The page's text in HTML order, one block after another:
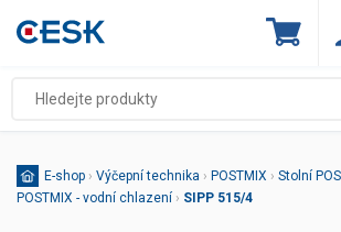
E-shop › Výčepní technika › POSTMIX › Stolní
POSTMIX - vodní chlazení › SIPP 515/4